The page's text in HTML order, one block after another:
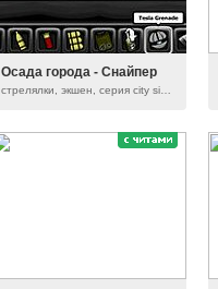
Осада города - Снайпер